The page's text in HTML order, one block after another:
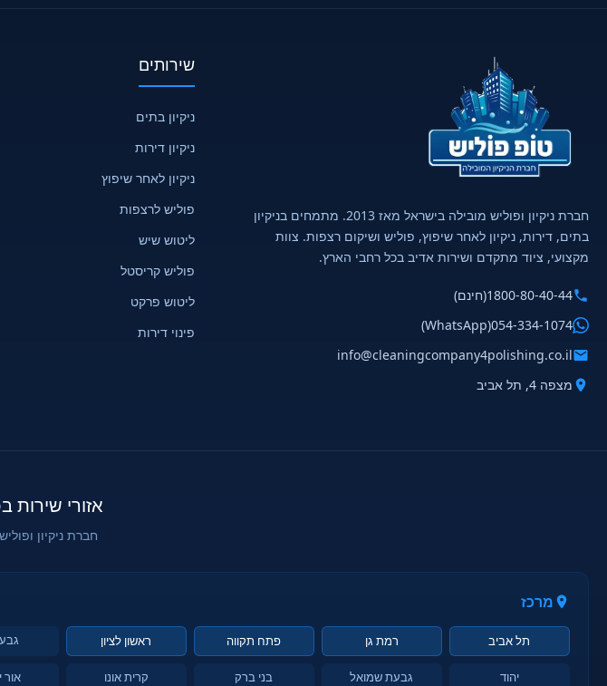
חברת ניקיון ופוליש מובילה בישראל מאז 2013. מתמחים בניקיון
בתים, דירות, ניקיון לאחר שיפוץ, פוליש ושיקום רצפות. צוות
מקצועי, ציוד מתקדם ושירות אדיב בכל רחבי הארץ.
1800-80-40-44(חינם)
054-334-1074
(WhatsApp)
info@cleaningcompany4polishing.co.il
מצפה 4, תל אביב
שירותים
ניקיון בתים
ניקיון דירות
ניקיון לאחר שיפוץ
פוליש לרצפות
ליטוש שיש
פוליש קריסטל
ליטוש פרקט
פינוי דירות
אזורי שירות
חברת ניקיון
מרכז
תל אביב רמת גן פתח תקווה ראשון לציון
יהוד גבעת שמואל בני ברק קרית אונו אור